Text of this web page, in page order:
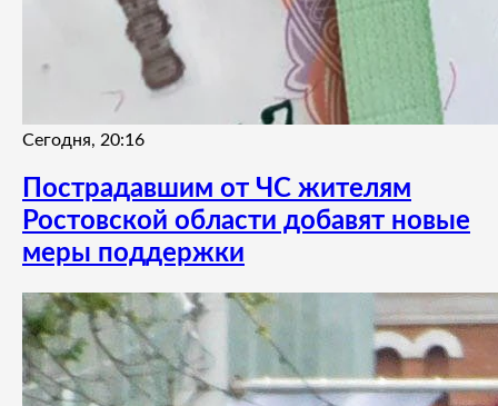
Сегодня, 20:16
Пострадавшим от ЧС жителям
Ростовской области добавят новые
меры поддержки